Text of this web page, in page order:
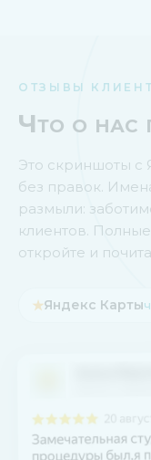
ОТЗЫВЫ
Что о нас
Это скриншоты с
без правок.
размыли:
клиентов.
откройте и
★Яндекс Карты